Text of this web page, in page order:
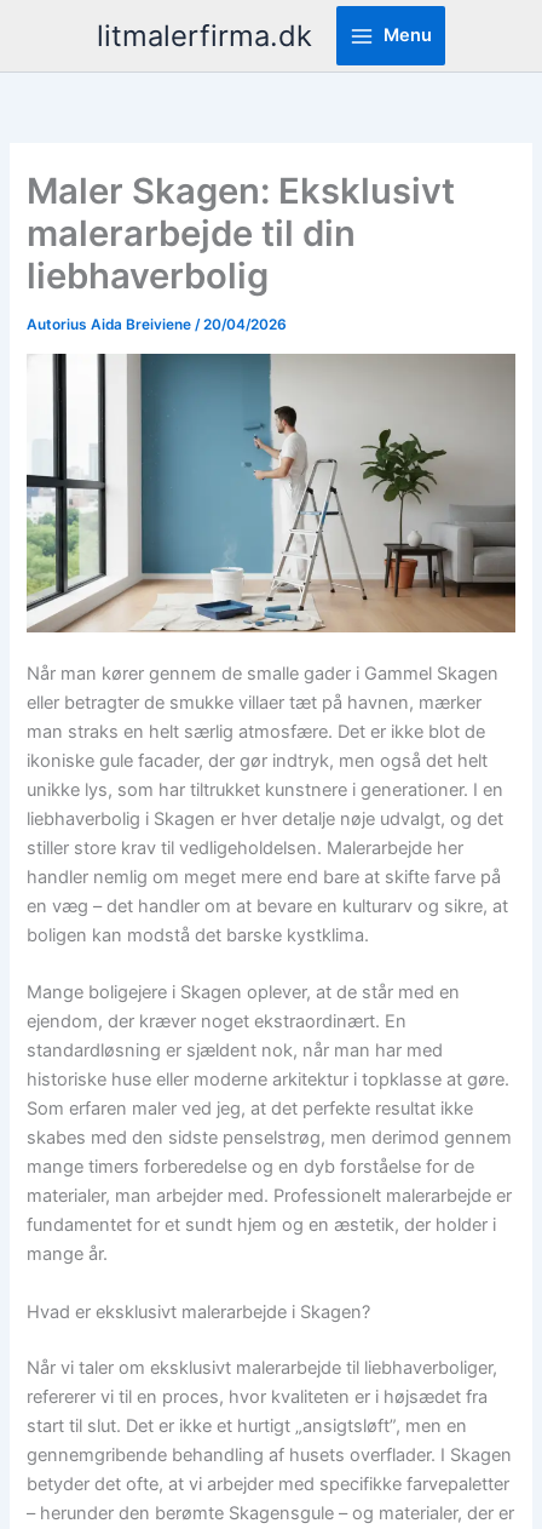
turinio
litmalerfirma.dk Menu
Maler Skagen: Eksklusivt
malerarbejde til din
liebhaverbolig
Autorius Aida Breiviene/20/04/2026
Når man kører gennem de smalle gader i Gammel Skagen
eller betragter de smukke villaer tæt på havnen, mærker
man straks en helt særlig atmosfære. Det er ikke blot de
ikoniske gule facader, der gør indtryk, men også det helt
unikke lys, som har tiltrukket kunstnere i generationer. I en
liebhaverbolig i Skagen er hver detalje nøje udvalgt, og det
stiller store krav til vedligeholdelsen. Malerarbejde her
handler nemlig om meget mere end bare at skifte farve på
en væg – det handler om at bevare en kulturarv og sikre, at
boligen kan modstå det barske kystklima.
Mange boligejere i Skagen oplever, at de står med en
ejendom, der kræver noget ekstraordinært. En
standardløsning er sjældent nok, når man har med
historiske huse eller moderne arkitektur i topklasse at gøre.
Som erfaren maler ved jeg, at det perfekte resultat ikke
skabes med den sidste penselstrøg, men derimod gennem
mange timers forberedelse og en dyb forståelse for de
materialer, man arbejder med. Professionelt malerarbejde er
fundamentet for et sundt hjem og en æstetik, der holder i
mange år.
Hvad er eksklusivt malerarbejde i Skagen?
Når vi taler om eksklusivt malerarbejde til liebhaverboliger,
refererer vi til en proces, hvor kvaliteten er i højsædet fra
start til slut. Det er ikke et hurtigt „ansigtsløft”, men en
gennemgribende behandling af husets overflader. I Skagen
betyder det ofte, at vi arbejder med specifikke farvepaletter
– herunder den berømte Skagensgule – og materialer, der er